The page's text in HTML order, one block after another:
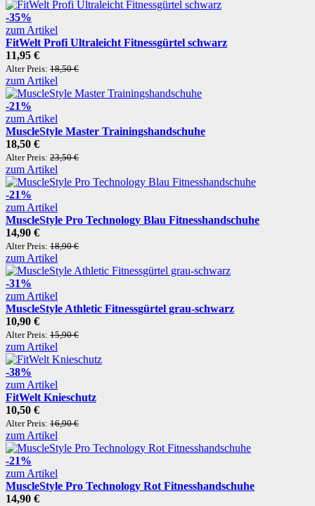
-35%
zum Artikel
FitWelt Profi Ultraleicht Fitnessgürtel schwarz
11,95 €
Alter Preis: 18,50 €
zum Artikel
-21%
zum Artikel
MuscleStyle Master Trainingshandschuhe
18,50 €
Alter Preis: 23,50 €
zum Artikel
-21%
zum Artikel
MuscleStyle Pro Technology Blau Fitnesshandschuhe
14,90 €
Alter Preis: 18,90 €
zum Artikel
-31%
zum Artikel
MuscleStyle Athletic Fitnessgürtel grau-schwarz
10,90 €
Alter Preis: 15,90 €
zum Artikel
-38%
zum Artikel
FitWelt Knieschutz
10,50 €
Alter Preis: 16,90 €
zum Artikel
-21%
zum Artikel
MuscleStyle Pro Technology Rot Fitnesshandschuhe
14,90 €